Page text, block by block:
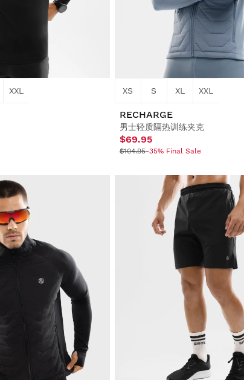
XXL XS S XL XXL
RECHARGE
男士轻质隔热训练夹克
$69.95
$104.95-35% Final Sale